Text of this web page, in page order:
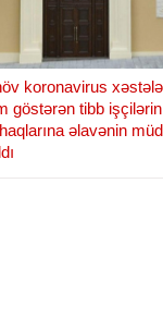
koronavirus
göstərən tibb
əlavənin